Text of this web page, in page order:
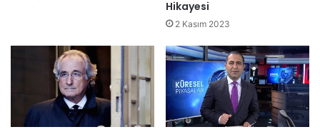
Hikayesi
2 Kasım 2023